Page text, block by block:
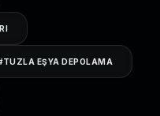
TUZLA EŞYA DEPOLAMA